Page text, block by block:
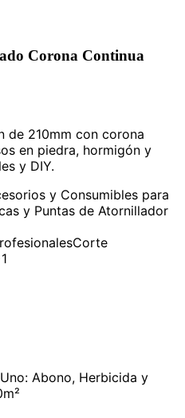
Corona Continua
de 210mm con corona
en piedra, hormigón y
y DIY.
y Consumibles para
y Puntas de Atornillador
Corte
Abono, Herbicida y